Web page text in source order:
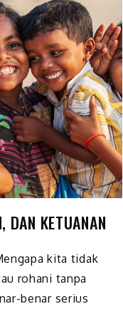
DAN KETUANAN
kita tidak
rohani tanpa
benar serius